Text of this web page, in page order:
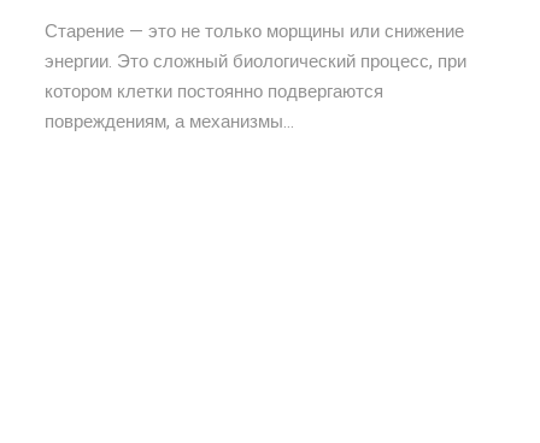
Старение — это не только морщины или снижение
энергии. Это сложный биологический процесс, при
котором клетки постоянно подвергаются
повреждениям, а механизмы...